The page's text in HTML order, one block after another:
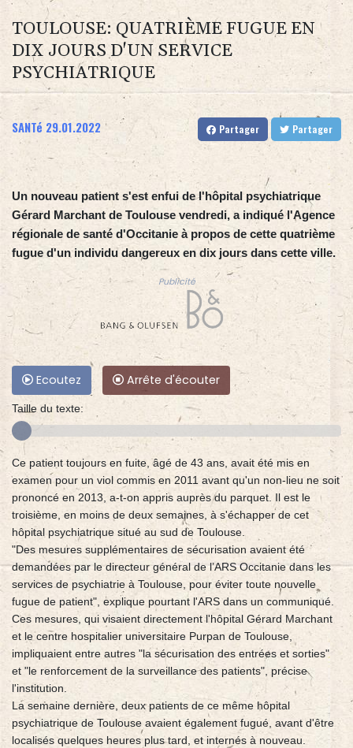
TOULOUSE: QUATRIÈME FUGUE EN
DIX JOURS D'UN SERVICE
PSYCHIATRIQUE
SANTé 29.01.2022 Partager Partager
Un nouveau patient s'est enfui de l'hôpital psychiatrique
Gérard Marchant de Toulouse vendredi, a indiqué l'Agence
régionale de santé d'Occitanie à propos de cette quatrième
fugue d'un individu dangereux en dix jours dans cette ville.
Publicité
Ecoutez Arrête d'écouter
Taille du texte:
Ce patient toujours en fuite, âgé de 43 ans, avait été mis en
examen pour un viol commis en 2011 avant qu'un non-lieu ne soit
prononcé en 2013, a-t-on appris auprès du parquet. Il est le
troisième, en moins de deux semaines, à s'échapper de cet
hôpital psychiatrique situé au sud de Toulouse.
"Des mesures supplémentaires de sécurisation avaient été
demandées par le directeur général de l’ARS Occitanie dans les
services de psychiatrie à Toulouse, pour éviter toute nouvelle
fugue de patient", explique pourtant l'ARS dans un communiqué.
Ces mesures, qui visaient directement l'hôpital Gérard Marchant
et le centre hospitalier universitaire Purpan de Toulouse,
impliquaient entre autres "la sécurisation des entrées et sorties"
et "le renforcement de la surveillance des patients", précise
l'institution.
La semaine dernière, deux patients de ce même hôpital
psychiatrique de Toulouse avaient également fugué, avant d'être
localisés quelques heures plus tard, et internés à nouveau.